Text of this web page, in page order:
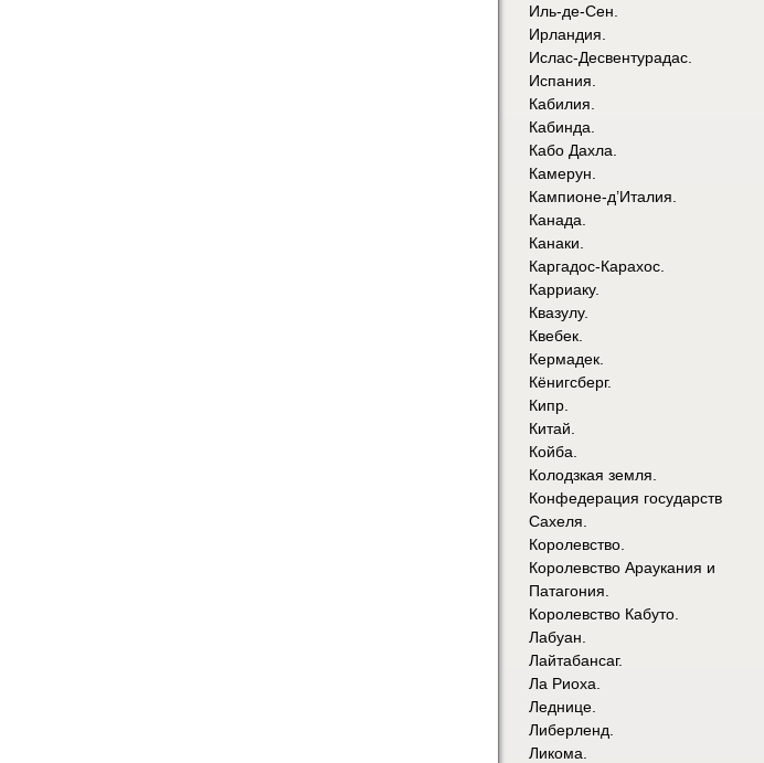
Иль-де-Сен.
Ирландия.
Ислас-Десвентурадас.
Испания.
Кабилия.
Кабинда.
Кабо Дахла.
Камерун.
Кампионе-д’Италия.
Канада.
Канаки.
Каргадос-Карахос.
Карриаку.
Квазулу.
Квебек.
Кермадек.
Кёнигсберг.
Кипр.
Китай.
Койба.
Колодзкая земля.
Конфедерация государств
Сахеля.
Королевство.
Королевство Араукания и
Патагония.
Королевство Кабуто.
Лабуан.
Лайтабансаг.
Ла Риоха.
Леднице.
Либерленд.
Ликома.